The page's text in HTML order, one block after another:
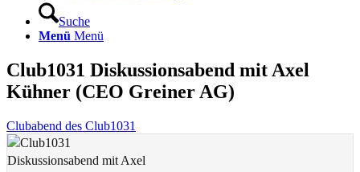
Suche
Menü Menü
Club1031 Diskussionsabend mit Axel
Kühner (CEO Greiner AG)
Clubabend des Club1031